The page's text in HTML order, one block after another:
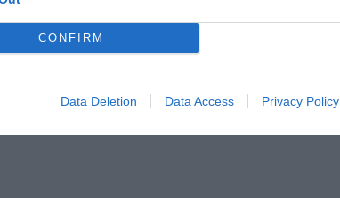
CONFIRM
Data Deletion Data Access Privacy Policy
con unas nuevas oficinas de 8.500 m²